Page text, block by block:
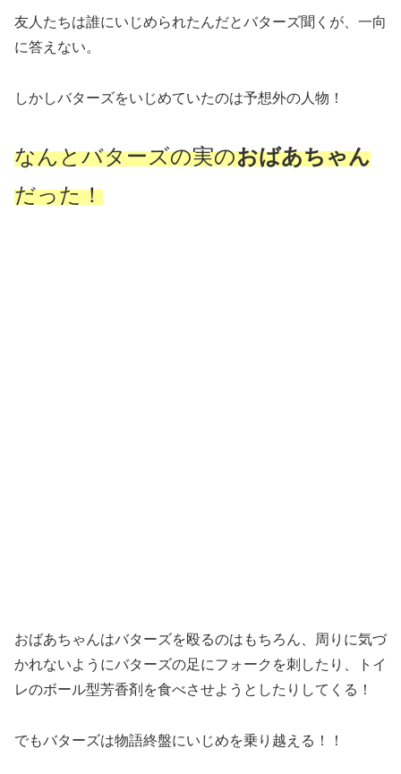
友人たちは誰にいじめられたんだとバターズ聞くが、一向
に答えない。
しかしバターズをいじめていたのは予想外の人物！
なんとバターズの実のおばあちゃん
だった！
おばあちゃんはバターズを殴るのはもちろん、周りに気づ
かれないようにバターズの足にフォークを刺したり、トイ
レのボール型芳香剤を食べさせようとしたりしてくる！
でもバターズは物語終盤にいじめを乗り越える！！